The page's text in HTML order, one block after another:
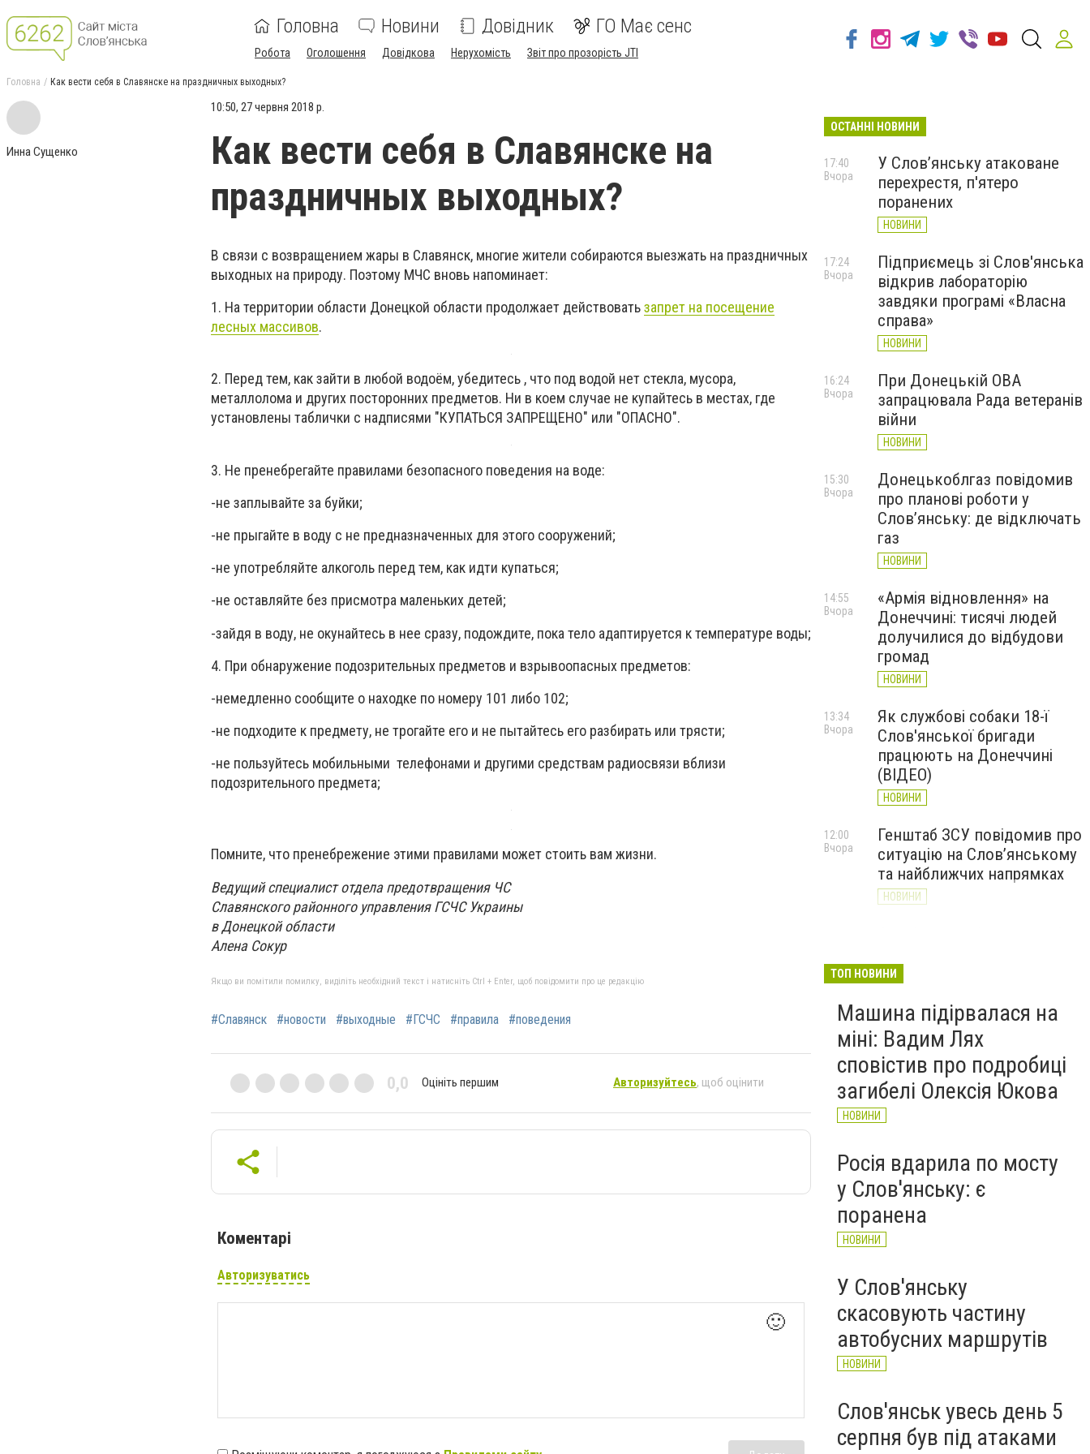
Головна Новини Довідник ГО Має сенс
Робота Оголошення Довідкова Нерухомість Звіт про прозорість JTI
Головна Как вести себя в Славянске на праздничных выходных?
Инна Сущенко
10:50, 27 червня 2018 р.
Как вести себя в Славянске на
праздничных выходных?
В связи с возвращением жары в Славянск, многие жители собираются выезжать на праздничных
выходных на природу. Поэтому МЧС вновь напоминает:
1. На территории области Донецкой области продолжает действоватьзапрет на посещение
лесных массивов.
2. Перед тем, как зайти в любой водоём, убедитесь , что под водой нет стекла, мусора,
металлолома и других посторонних предметов. Ни в коем случае не купайтесь в местах, где
установлены таблички с надписями "КУПАТЬСЯ ЗАПРЕЩЕНО" или "ОПАСНО".
3. Не пренебрегайте правилами безопасного поведения на воде:
-не заплывайте за буйки;
-не прыгайте в воду с не предназначенных для этого сооружений;
-не употребляйте алкоголь перед тем, как идти купаться;
-не оставляйте без присмотра маленьких детей;
-зайдя в воду, не окунайтесь в нее сразу, подождите, пока тело адаптируется к температуре воды;
4. При обнаружение подозрительных предметов и взрывоопасных предметов:
-немедленно сообщите о находке по номеру 101 либо 102;
-не подходите к предмету, не трогайте его и не пытайтесь его разбирать или трясти;
-не пользуйтесь мобильными телефонами и другими средствам радиосвязи вблизи
подозрительного предмета;
Помните, что пренебрежение этими правилами может стоить вам жизни.
Ведущий специалист отдела предотвращения ЧС
Славянского районного управления ГСЧС Украины
в Донецкой области
Алена Сокур
Якщо ви помітили помилку, виділіть необхідний текст і натисніть Ctrl + Enter, щоб повідомити про це редакцію
#Славянск #новости #выходные #ГСЧС #правила #поведения
0,0 Оцініть першим Авторизуйтесь, щоб оцінити
Коментарі
Авторизуватись
🙂
ОСТАННІ НОВИНИ
У Слов’янську атаковане
перехрестя, п'ятеро
поранених
НОВИНИ
17:40
Вчора
Підприємець зі Слов'янська
відкрив лабораторію
завдяки програмі «Власна
справа»
НОВИНИ
17:24
Вчора
При Донецькій ОВА
запрацювала Рада ветеранів
війни
НОВИНИ
16:24
Вчора
Донецькоблгаз повідомив
про планові роботи у
Слов’янську: де відключать
газ
НОВИНИ
15:30
Вчора
«Армія відновлення» на
Донеччині: тисячі людей
долучилися до відбудови
громад
НОВИНИ
14:55
Вчора
Як службові собаки 18-ї
Слов'янської бригади
працюють на Донеччині
(ВІДЕО)
НОВИНИ
13:34
Вчора
Генштаб ЗСУ повідомив про
ситуацію на Слов’янському
та найближчих напрямках
НОВИНИ
12:00
Вчора
великої війни: 7 серпня
ТОП НОВИНИ
Машина підірвалася на
міні: Вадим Лях
сповістив про подробиці
загибелі Олексія Юкова
НОВИНИ
Росія вдарила по мосту
у Слов'янську: є
поранена
НОВИНИ
У Слов'янську
скасовують частину
автобусних маршрутів
НОВИНИ
Слов'янськ увесь день 5
серпня був під атаками